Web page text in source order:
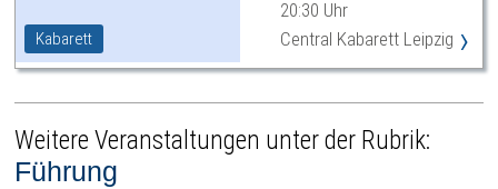
Kabarett
20:30 Uhr
Central Kabarett Leipzig ›
Weitere Veranstaltungen unter der Rubrik:
Führung